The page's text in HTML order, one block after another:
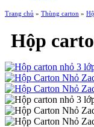
Trang chủ » Thùng carton »
Hộp